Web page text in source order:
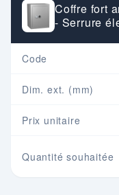
Coffre fort
- Serrure
Code
Dim. ext. (mm)
Prix unitaire
Quantité souhaitée